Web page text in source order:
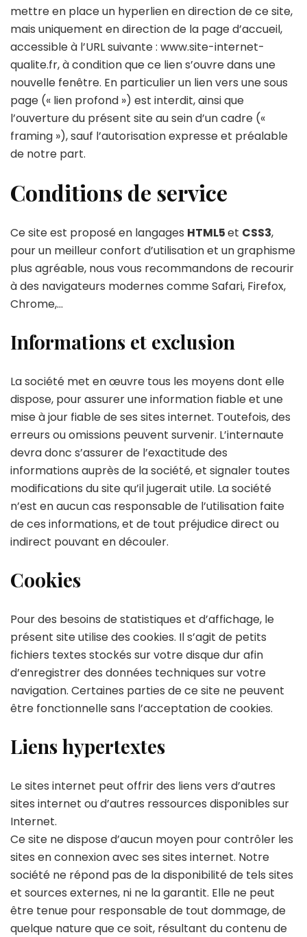
mettre en place un hyperlien en direction de ce site,
mais uniquement en direction de la page d’accueil,
accessible à l’URL suivante : www.site-internet-
qualite.fr, à condition que ce lien s’ouvre dans une
nouvelle fenêtre. En particulier un lien vers une sous
page (« lien profond ») est interdit, ainsi que
l’ouverture du présent site au sein d’un cadre («
framing »), sauf l’autorisation expresse et préalable
de notre part.
Conditions de service
Ce site est proposé en langages HTML5et CSS3,
pour un meilleur confort d’utilisation et un graphisme
plus agréable, nous vous recommandons de recourir
à des navigateurs modernes comme Safari, Firefox,
Chrome,…
Informations et exclusion
La société met en œuvre tous les moyens dont elle
dispose, pour assurer une information fiable et une
mise à jour fiable de ses sites internet. Toutefois, des
erreurs ou omissions peuvent survenir. L’internaute
devra donc s’assurer de l’exactitude des
informations auprès de la société, et signaler toutes
modifications du site qu’il jugerait utile. La société
n’est en aucun cas responsable de l’utilisation faite
de ces informations, et de tout préjudice direct ou
indirect pouvant en découler.
Cookies
Pour des besoins de statistiques et d’affichage, le
présent site utilise des cookies. Il s’agit de petits
fichiers textes stockés sur votre disque dur afin
d’enregistrer des données techniques sur votre
navigation. Certaines parties de ce site ne peuvent
être fonctionnelle sans l’acceptation de cookies.
Liens hypertextes
Le sites internet peut offrir des liens vers d’autres
sites internet ou d’autres ressources disponibles sur
Internet.
Ce site ne dispose d’aucun moyen pour contrôler les
sites en connexion avec ses sites internet. Notre
société ne répond pas de la disponibilité de tels sites
et sources externes, ni ne la garantit. Elle ne peut
être tenue pour responsable de tout dommage, de
quelque nature que ce soit, résultant du contenu de